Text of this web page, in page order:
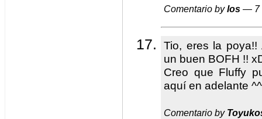
Comentario bylos — 7
Tio, eres la poya!!
un buen BOFH !!
Creo que Fluffy
aquí en adelante ^^
Comentario by